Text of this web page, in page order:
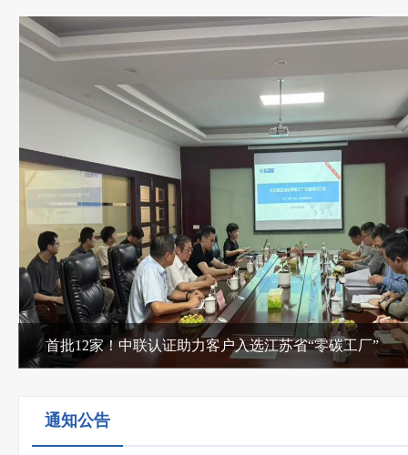
首批12家！中联认证助力客户入选江苏省“零碳工厂”
通知公告